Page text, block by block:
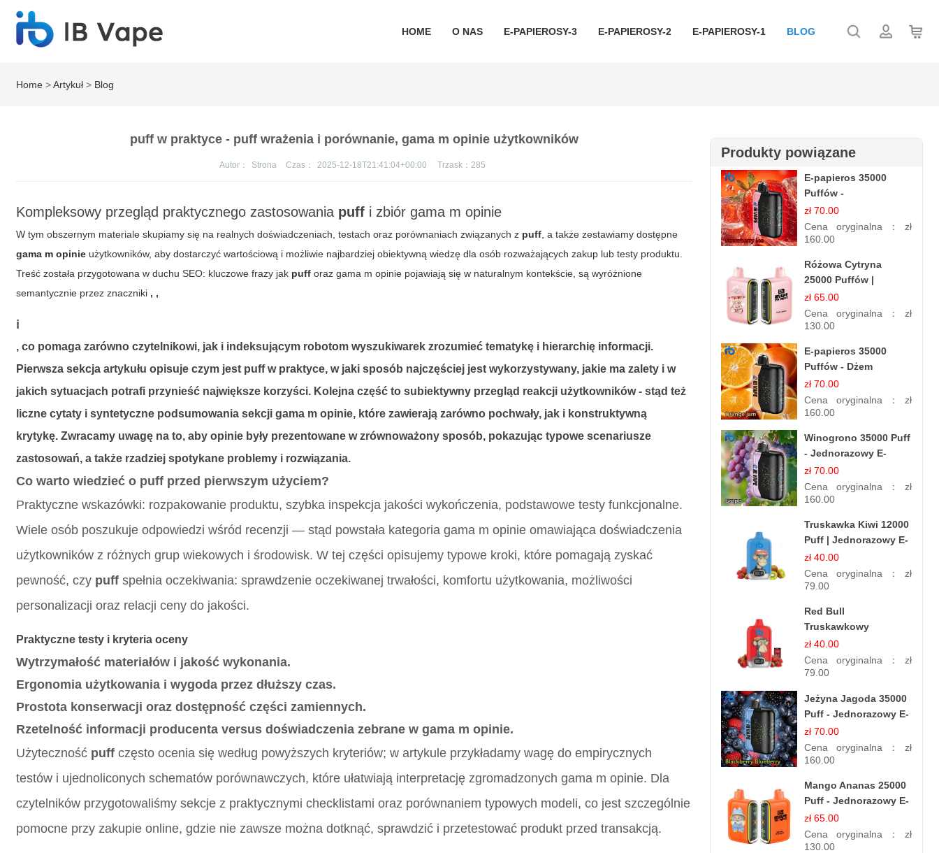
HOME O NAS E-PAPIEROSY-3 E-PAPIEROSY-2 E-PAPIEROSY-1 BLOG
Home >Artykuł > Blog
puff w praktyce - puff wrażenia i porównanie, gama m opinie użytkowników
Autor： Strona Czas： 2025-12-18T21:41:04+00:00 Trzask： 285
Kompleksowy przegląd praktycznego zastosowania puff i zbiórgama m opinie
W tym obszernym materiale skupiamy się na realnych doświadczeniach, testach oraz porównaniach związanych z puff , a także zestawiamy dostępne
gama m opinie użytkowników, aby dostarczyć wartościową i możliwie najbardziej obiektywną wiedzę dla osób rozważających zakup lub testy produktu.
Treść została przygotowana w duchu SEO: kluczowe frazy jak puff orazgama m opinie pojawiają się w naturalnym kontekście, są wyróżnione
semantycznie przez znaczniki , ,
i
, co pomaga zarówno czytelnikowi, jak i indeksującym robotom wyszukiwarek zrozumieć tematykę i hierarchię informacji.
Pierwsza sekcja artykułu opisuje czym jest puffw praktyce, w jaki sposób najczęściej jest wykorzystywany, jakie ma zalety i w
jakich sytuacjach potrafi przynieść największe korzyści. Kolejna część to subiektywny przegląd reakcji użytkowników - stąd też
liczne cytaty i syntetyczne podsumowania sekcjigama m opinie, które zawierają zarówno pochwały, jak i konstruktywną
krytykę. Zwracamy uwagę na to, aby opinie były prezentowane w zrównoważony sposób, pokazując typowe scenariusze
zastosowań, a także rzadziej spotykane problemy i rozwiązania.
Co warto wiedzieć o puff przed pierwszym użyciem?
Praktyczne wskazówki: rozpakowanie produktu, szybka inspekcja jakości wykończenia, podstawowe testy funkcjonalne.
Wiele osób poszukuje odpowiedzi wśród recenzji — stąd powstała kategoriagama m opinie omawiająca doświadczenia
użytkowników z różnych grup wiekowych i środowisk. W tej części opisujemy typowe kroki, które pomagają zyskać
pewność, czy puff spełnia oczekiwania: sprawdzenie oczekiwanej trwałości, komfortu użytkowania, możliwości
personalizacji oraz relacji ceny do jakości.
Praktyczne testy i kryteria oceny
Wytrzymałość materiałów i jakość wykonania.
Ergonomia użytkowania i wygoda przez dłuższy czas.
Prostota konserwacji oraz dostępność części zamiennych.
Rzetelność informacji producenta versus doświadczenia zebrane wgama m opinie.
Użyteczność puff często ocenia się według powyższych kryteriów; w artykule przykładamy wagę do empirycznych
testów i ujednoliconych schematów porównawczych, które ułatwiają interpretację zgromadzonychgama m opinie. Dla
czytelników przygotowaliśmy sekcje z praktycznymi checklistami oraz porównaniem typowych modeli, co jest szczególnie
pomocne przy zakupie online, gdzie nie zawsze można dotknąć, sprawdzić i przetestować produkt przed transakcją.
Produkty powiązane
E-papieros 35000
Puffów -
Truskawkowy Lód |
Orzeźwiający Smak
zł 70.00
Cena oryginalna： zł
160.00
Różowa Cytryna
25000 Puffów |
Jednorazowy E-
papieros
zł 65.00
Cena oryginalna： zł
130.00
E-papieros 35000
Puffów - Dżem
Pomarańczowy |
Aromatyczny i
Długotrwały
zł 70.00
Cena oryginalna： zł
160.00
Winogrono 35000 Puff
- Jednorazowy E-
papieros | Soczysty
Smak Winogron
zł 70.00
Cena oryginalna： zł
160.00
Truskawka Kiwi 12000
Puff | Jednorazowy E-
papierosy | Owocowa
Mieszanka
zł 40.00
Cena oryginalna： zł
79.00
Red Bull
Truskawkowy
Jednorazowy E-
papierosy | Energy
Drink Smak
zł 40.00
Cena oryginalna： zł
79.00
Jeżyna Jagoda 35000
Puff - Jednorazowy E-
papieros | Smak
Leśnych Owoców
zł 70.00
Cena oryginalna： zł
160.00
Mango Ananas 25000
Puff - Jednorazowy E-
papieros | Egzotyczny
Smak
zł 65.00
Cena oryginalna： zł
130.00